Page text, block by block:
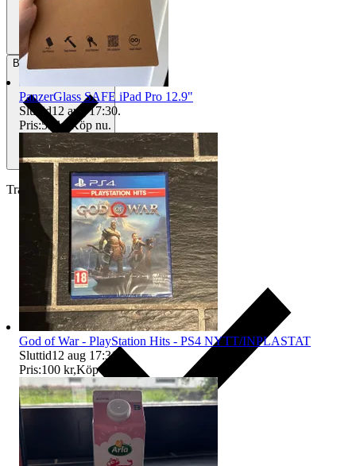
Betalning
Traderas köparskydd
PanzerGlass SAFE iPad Pro 12.9"
Sluttid12 aug 17:30.
Pris:59 kr Köp nu.
God of War - PlayStation Hits - PS4 NYTT/INPLASTAT
Sluttid12 aug 17:31
Pris:100 kr,Köp nu